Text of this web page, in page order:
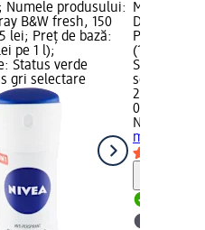
Numele produsului:
B&W fresh, 150
lei; Preț de bază:
pe 1 l);
Status verde
gri selectare
Marcă:
Deo spray
Preț: 20,95
(104,75 lei
Status
selectare
20,95 lei
0,2 l
NIVEA
ml